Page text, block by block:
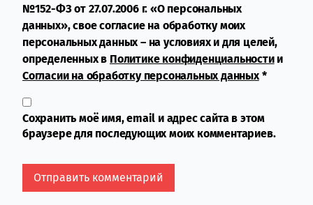
№152-ФЗ от 27.07.2006 г. «О персональных
данных», свое согласие на обработку моих
персональных данных – на условиях и для целей,
определенных в Политике конфиденциальностии
Согласии на обработку персональных данных*
Сохранить моё имя, email и адрес сайта в этом
браузере для последующих моих комментариев.